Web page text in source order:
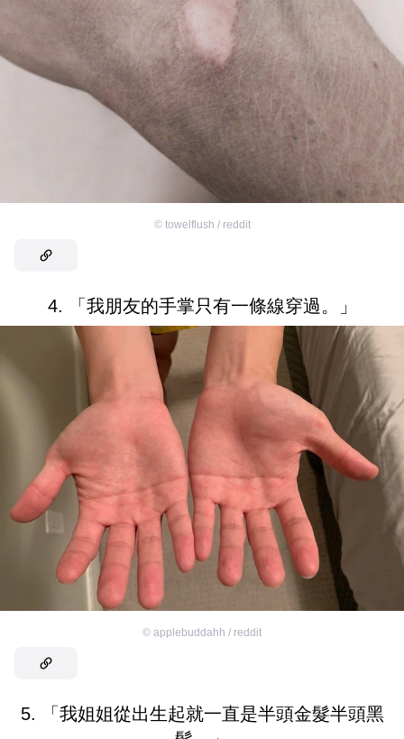
© towelflush / reddit
4. 「我朋友的手掌只有一條線穿過。」
© applebuddahh / reddit
5. 「我姐姐從出生起就一直是半頭金髮半頭黑